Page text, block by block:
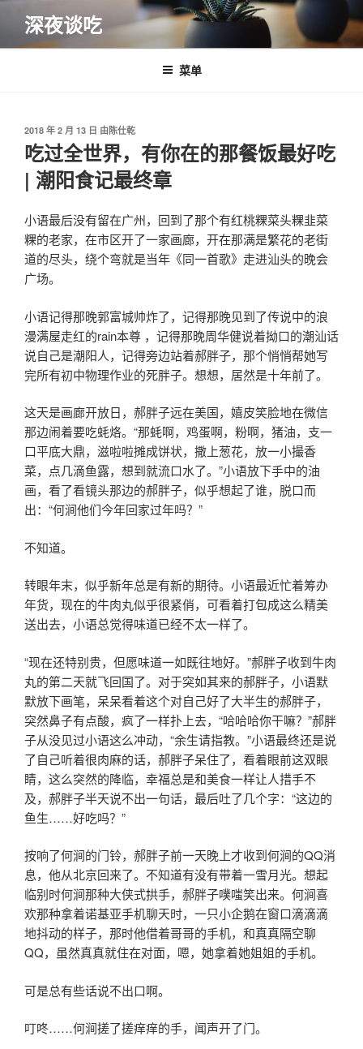
内
深夜谈吃
菜单
发
布
于
2018 年 2 月 13 日 由陈仕乾
吃过全世界，有你在的那餐饭最好吃
| 潮阳食记最终章
小语最后没有留在广州，回到了那个有红桃粿菜头粿韭菜
粿的老家，在市区开了一家画廊，开在那满是繁花的老街
道的尽头，绕个弯就是当年《同一首歌》走进汕头的晚会
广场。
小语记得那晚郭富城帅炸了，记得那晚见到了传说中的浪
漫满屋走红的rain本尊 ，记得那晚周华健说着拗口的潮汕话
说自己是潮阳人，记得旁边站着郝胖子，那个悄悄帮她写
完所有初中物理作业的死胖子。想想，居然是十年前了。
这天是画廊开放日，郝胖子远在美国，嬉皮笑脸地在微信
那边闹着要吃蚝烙。“那蚝啊，鸡蛋啊，粉啊，猪油，支一
口平底大鼎，滋啦啦摊成饼状，撒上葱花，放一小撮香
菜，点几滴鱼露，想到就流口水了。”小语放下手中的油
画，看了看镜头那边的郝胖子，似乎想起了谁，脱口而
出：“何涧他们今年回家过年吗？”
不知道。
转眼年末，似乎新年总是有新的期待。小语最近忙着筹办
年货，现在的牛肉丸似乎很紧俏，可看着打包成这么精美
送出去，小语总觉得味道已经不太一样了。
“现在还特别贵，但愿味道一如既往地好。”郝胖子收到牛肉
丸的第二天就飞回国了。对于突如其来的郝胖子，小语默
默放下画笔，呆呆看着这个对自己好了大半生的郝胖子，
突然鼻子有点酸，疯了一样扑上去，“哈哈哈你干嘛？”郝胖
子从没见过小语这么冲动，“余生请指教。”小语最终还是说
了自己听着很肉麻的话，郝胖子呆住了，看着眼前这双眼
睛，这么突然的降临，幸福总是和美食一样让人措手不
及，郝胖子半天说不出一句话，最后吐了几个字：“这边的
鱼生……好吃吗？”
按响了何涧的门铃，郝胖子前一天晚上才收到何涧的QQ消
息，他从北京回来了。不知道有没有带着一雪月光。想起
临别时何涧那种大侠式拱手，郝胖子噗嗤笑出来。何涧喜
欢那种拿着诺基亚手机聊天时，一只小企鹅在窗口滴滴滴
地抖动的样子，那时他借着哥哥的手机，和真真隔空聊
QQ，虽然真真就住在对面，嗯，她拿着她姐姐的手机。
可是总有些话说不出口啊。
叮咚……何涧搓了搓痒痒的手，闻声开了门。